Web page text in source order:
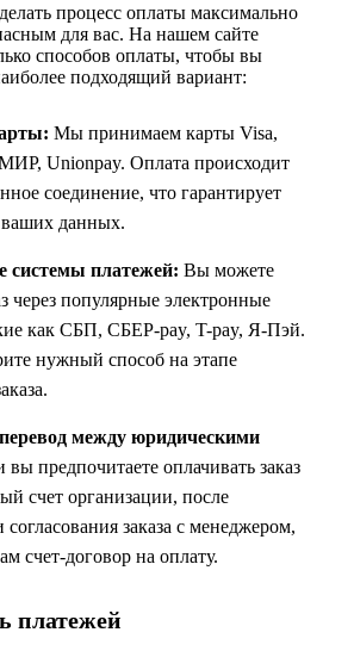
процесс оплаты максимально
для вас. На нашем сайте
способов оплаты, чтобы вы
подходящий вариант:
Мы принимаем карты Visa,
Unionpay. Оплата происходит
соединение, что гарантирует
ваших данных.
системы платежей: Вы можете
через популярные электронные
как СБП, СБЕР-pay, T-pay, Я-Пэй.
нужный способ на этапе
между юридическими
вы предпочитаете оплачивать заказ
счет организации, после
заказа с менеджером,
счет-договор на оплату.
платежей